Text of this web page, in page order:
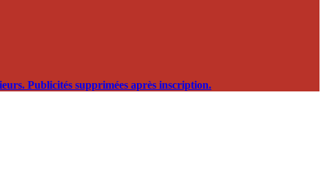
Publicités supprimées après inscription.